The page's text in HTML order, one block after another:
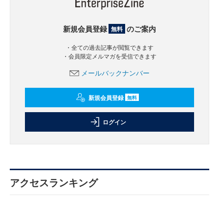
新規会員登録 無料 のご案内
・全ての過去記事が閲覧できます
・会員限定メルマガを受信できます
メールバックナンバー
新規会員登録 無料
ログイン
アクセスランキング